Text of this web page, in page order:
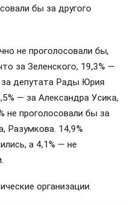
бы за другого
не проголосовали бы,
за Зеленского, 19,3% —
депутата Рады Юрия
— за Александра Усика,
не проголосовали бы за
Разумкова. 14,9%
а 4,1% — не
организации.